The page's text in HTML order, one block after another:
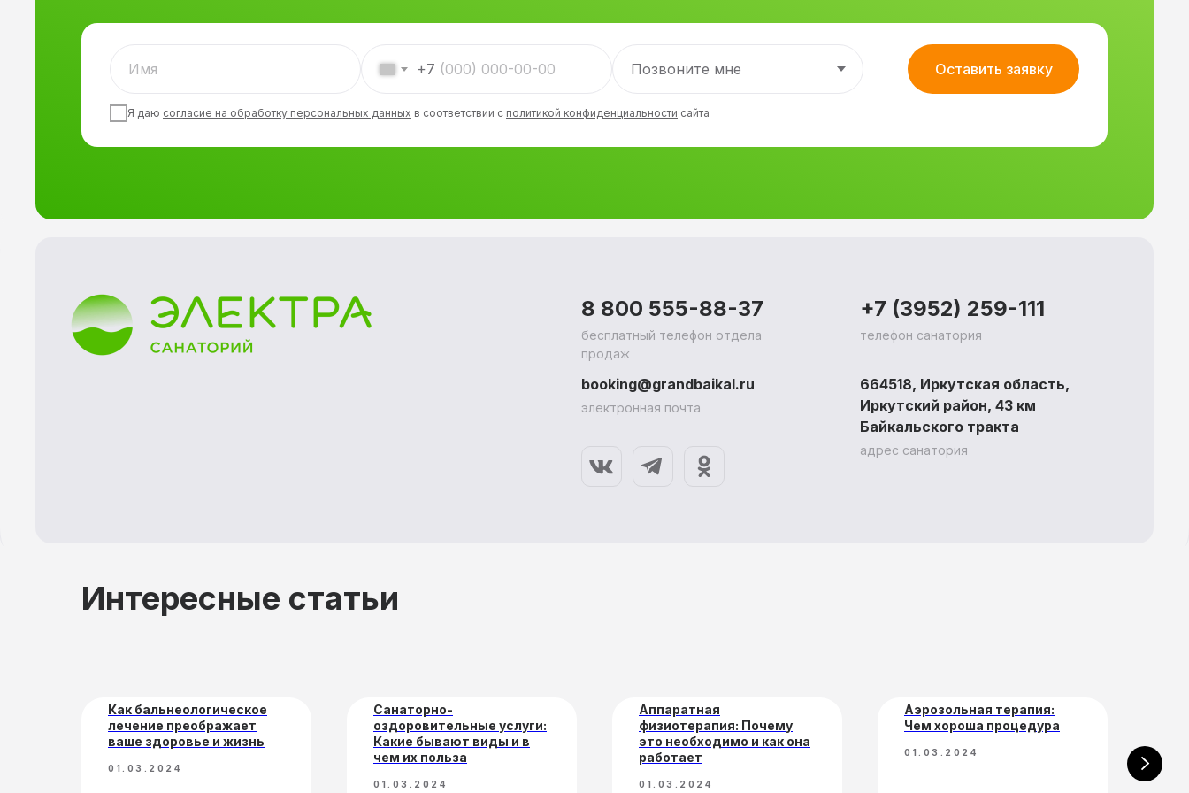
+7
Я даю согласие на обработку персональных данных в соответствии с политикой конфиденциальности сайта
Оставить заявку
бесплатный телефон отдела
продаж
8 800 555-88-37
телефон санатория
+7 (3952) 259-111
электронная почта
booking@grandbaikal.ru
адрес санатория
664518, Иркутская область,
Иркутский район, 43 км
Байкальского тракта
Интересные статьи
Как бальнеологическое
лечение преображает
ваше здоровье и жизнь
01.03.2024
Санаторно-
оздоровительные услуги:
Какие бывают виды и в
чем их польза
01.03.2024
Аппаратная
физиотерапия: Почему
это необходимо и как она
работает
01.03.2024
Аэрозольная терапия:
Чем хороша процедура
01.03.2024